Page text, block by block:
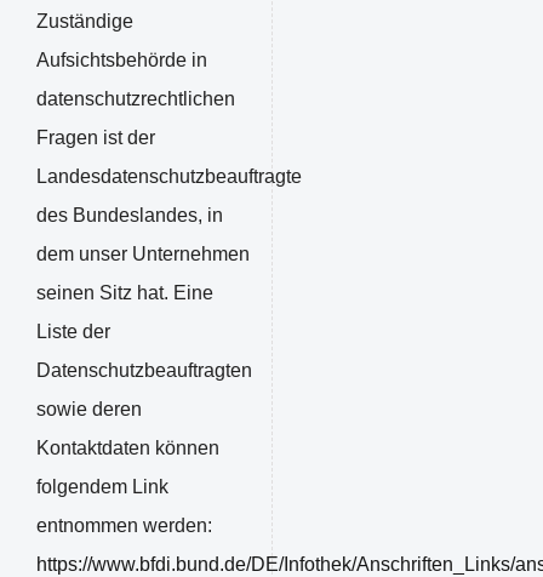
Zuständige
Aufsichtsbehörde in
datenschutzrechtlichen
Fragen ist der
Landesdatenschutzbeauftragte
des Bundeslandes, in
dem unser Unternehmen
seinen Sitz hat. Eine
Liste der
Datenschutzbeauftragten
sowie deren
Kontaktdaten können
folgendem Link
entnommen werden:
https://www.bfdi.bund.de/DE/Infothek/Anschriften_Links/